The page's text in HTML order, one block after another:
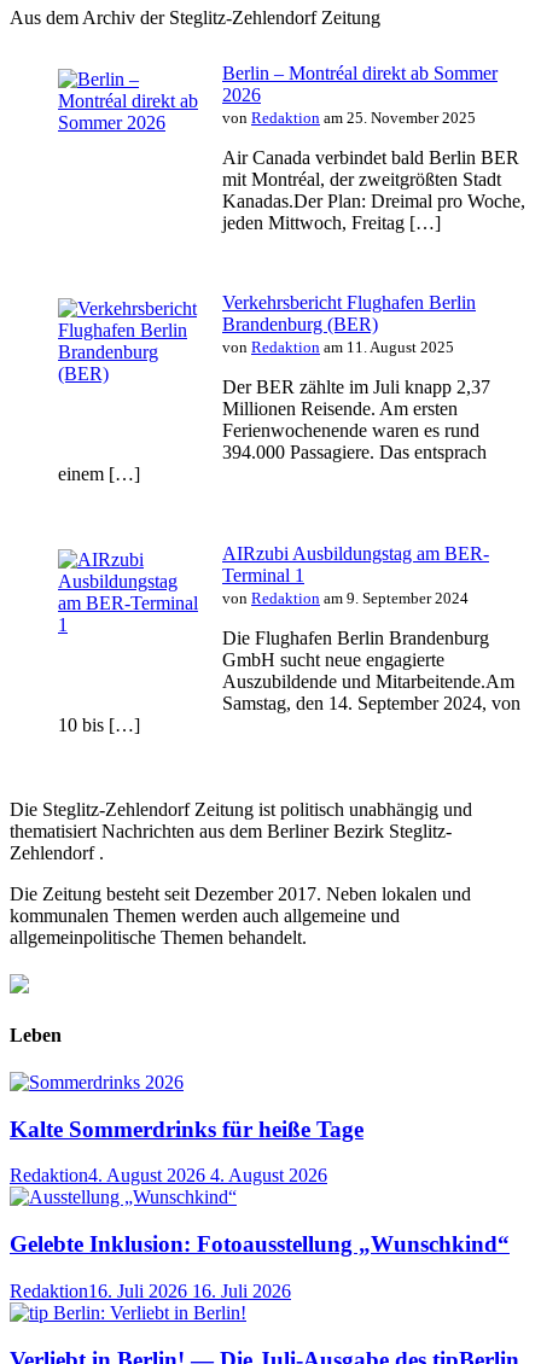
Aus dem Archiv der Steglitz-Zehlendorf Zeitung
Berlin – Montréal direkt ab Sommer
2026
von Redaktion am 25. November 2025
Air Canada verbindet bald Berlin BER
mit Montréal, der zweitgrößten Stadt
Kanadas.Der Plan: Dreimal pro Woche,
jeden Mittwoch, Freitag […]
Verkehrsbericht Flughafen Berlin
Brandenburg (BER)
von Redaktion am 11. August 2025
Der BER zählte im Juli knapp 2,37
Millionen Reisende. Am ersten
Ferienwochenende waren es rund
394.000 Passagiere. Das entsprach
einem […]
AIRzubi Ausbildungstag am BER-
Terminal 1
von Redaktion am 9. September 2024
Die Flughafen Berlin Brandenburg
GmbH sucht neue engagierte
Auszubildende und Mitarbeitende.Am
Samstag, den 14. September 2024, von
10 bis […]
Die Steglitz-Zehlendorf Zeitung ist politisch unabhängig und
thematisiert Nachrichten aus dem Berliner Bezirk Steglitz-
Zehlendorf .
Die Zeitung besteht seit Dezember 2017. Neben lokalen und
kommunalen Themen werden auch allgemeine und
allgemeinpolitische Themen behandelt.
Leben
Kalte Sommerdrinks für heiße Tage
Redaktion4. August 2026 4. August 2026
Gelebte Inklusion: Fotoausstellung „Wunschkind“
Redaktion16. Juli 2026 16. Juli 2026